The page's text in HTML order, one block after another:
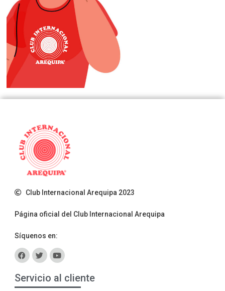
Club Internacional Arequipa 2023
Página oficial del Club Internacional Arequipa
Síquenos en:
Servicio al cliente